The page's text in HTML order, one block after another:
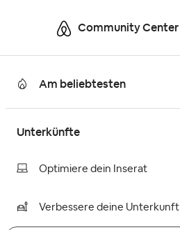
Community Center
Am beliebtesten
Unterkünfte
Optimiere dein Inserat
Verbessere deine Unterkunft